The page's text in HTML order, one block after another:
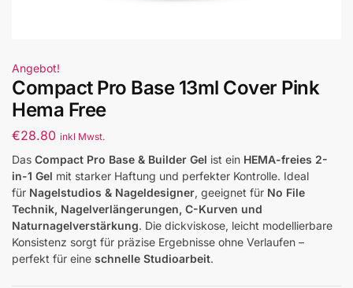
Angebot!
Compact Pro Base 13ml Cover Pink
Hema Free
€28.80 inkl Mwst.
Das Compact Pro Base & Builder Gel ist ein HEMA-freies 2-
in-1 Gel mit starker Haftung und perfekter Kontrolle. Ideal
für Nagelstudios & Nageldesigner, geeignet für No File
Technik, Nagelverlängerungen, C-Kurven und
Naturnagelverstärkung. Die dickviskose, leicht modellierbare
Konsistenz sorgt für präzise Ergebnisse ohne Verlaufen –
perfekt für eine schnelle Studioarbeit.